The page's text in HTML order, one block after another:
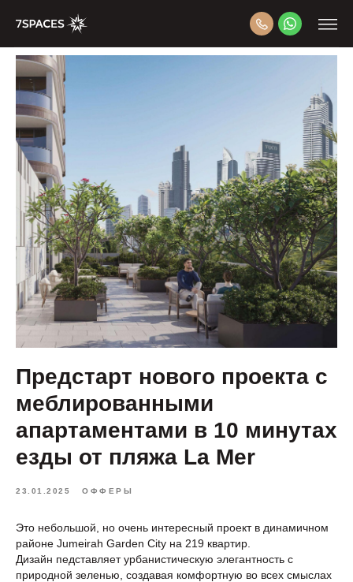
Предстарт нового проекта с
меблированными
апартаментами в 10 минутах
езды от пляжа La Mer
23.01.2025 ОФФЕРЫ
Это небольшой, но очень интересный проект в динамичном
районе Jumeirah Garden City на 219 квартир.
Дизайн педставляет урбанистическую элегантность с
природной зеленью, создавая комфортную во всех смыслах